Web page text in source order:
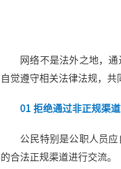
网络不是法外之地，
自觉遵守相关法律法规，
01 拒绝通过非正规渠
公民特别是公职人员
的合法正规渠道进行交流。